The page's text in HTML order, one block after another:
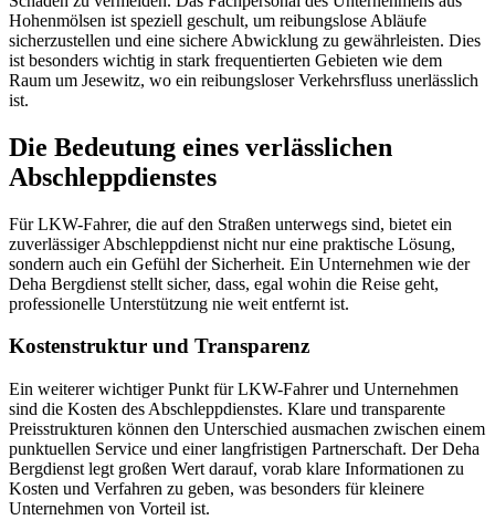
Hohenmölsen ist speziell geschult, um reibungslose Abläufe
sicherzustellen und eine sichere Abwicklung zu gewährleisten. Dies
ist besonders wichtig in stark frequentierten Gebieten wie dem
Raum um Jesewitz, wo ein reibungsloser Verkehrsfluss unerlässlich
ist.
Die Bedeutung eines verlässlichen
Abschleppdienstes
Für LKW-Fahrer, die auf den Straßen unterwegs sind, bietet ein
zuverlässiger Abschleppdienst nicht nur eine praktische Lösung,
sondern auch ein Gefühl der Sicherheit. Ein Unternehmen wie der
Deha Bergdienst stellt sicher, dass, egal wohin die Reise geht,
professionelle Unterstützung nie weit entfernt ist.
Kostenstruktur und Transparenz
Ein weiterer wichtiger Punkt für LKW-Fahrer und Unternehmen
sind die Kosten des Abschleppdienstes. Klare und transparente
Preisstrukturen können den Unterschied ausmachen zwischen einem
punktuellen Service und einer langfristigen Partnerschaft. Der Deha
Bergdienst legt großen Wert darauf, vorab klare Informationen zu
Kosten und Verfahren zu geben, was besonders für kleinere
Unternehmen von Vorteil ist.